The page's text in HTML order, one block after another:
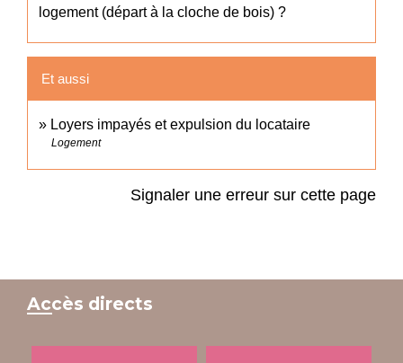
logement (départ à la cloche de bois) ?
Et aussi
Loyers impayés et expulsion du locataire
Logement
Signaler une erreur sur cette page
Accès directs